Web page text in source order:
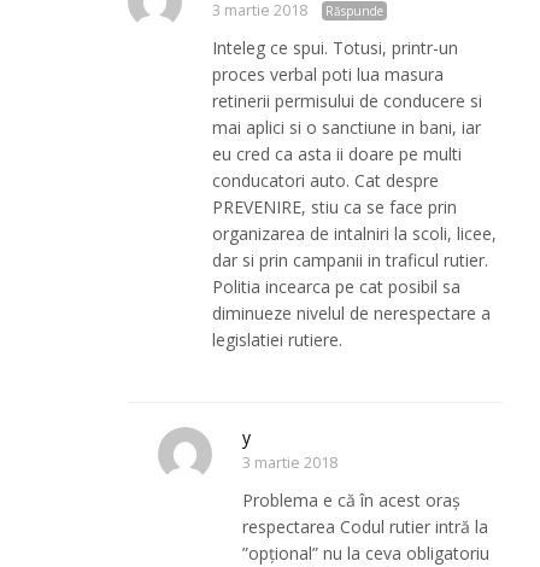
3 martie 2018 Răspunde
Inteleg ce spui. Totusi, printr-un
proces verbal poti lua masura
retinerii permisului de conducere si
mai aplici si o sanctiune in bani, iar
eu cred ca asta ii doare pe multi
conducatori auto. Cat despre
PREVENIRE, stiu ca se face prin
organizarea de intalniri la scoli, licee,
dar si prin campanii in traficul rutier.
Politia incearca pe cat posibil sa
diminueze nivelul de nerespectare a
legislatiei rutiere.
y
3 martie 2018
Problema e că în acest oraș
respectarea Codul rutier intră la
”opțional” nu la ceva obligatoriu